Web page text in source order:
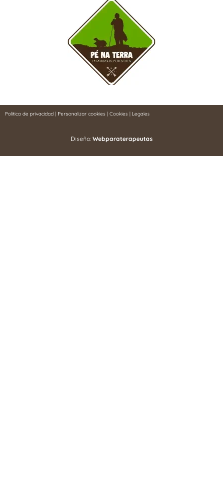
Politica de privacidad | Personalizar cookies | Cookies | Legales
Diseño: Webparaterapeutas